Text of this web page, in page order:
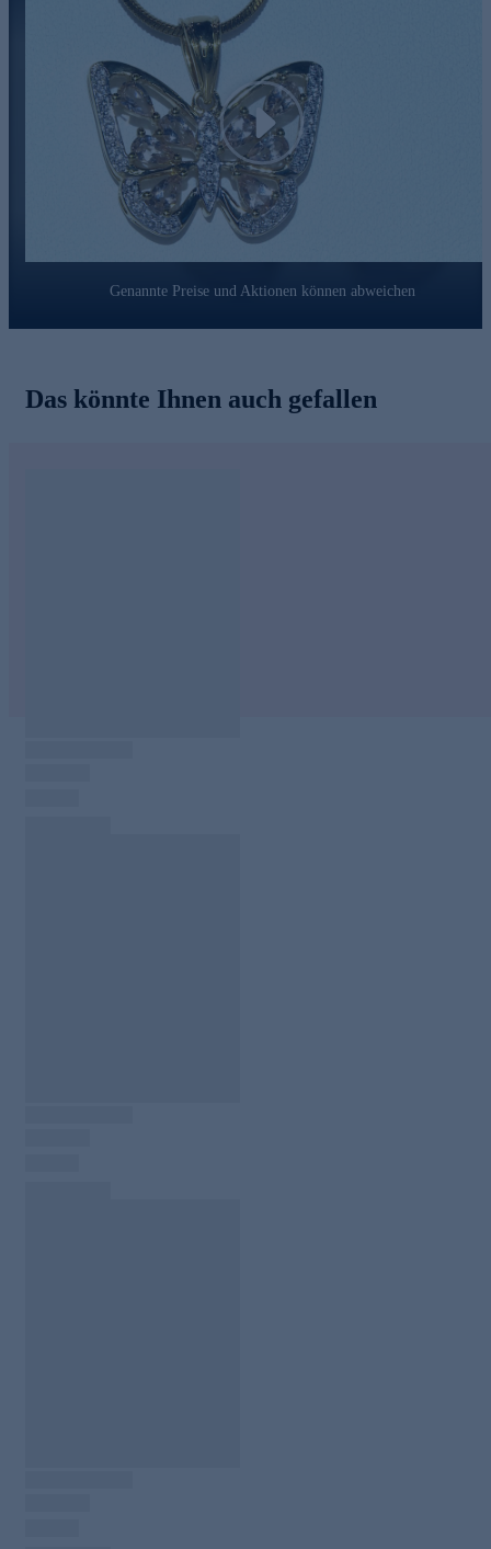
Prüfung auf Konformität mit den Bestimmungen der Schweizer
Edelmetallkontrollgesetzgebung.
Mit nur einem Klick gleich bequem und sicher online
bestellen.
Play
Genannte Preise und Aktionen können abweichen
Das könnte Ihnen auch gefallen